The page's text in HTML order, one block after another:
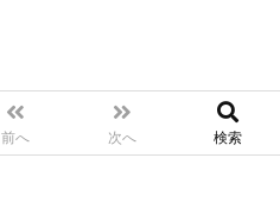
前へ 次へ 検索